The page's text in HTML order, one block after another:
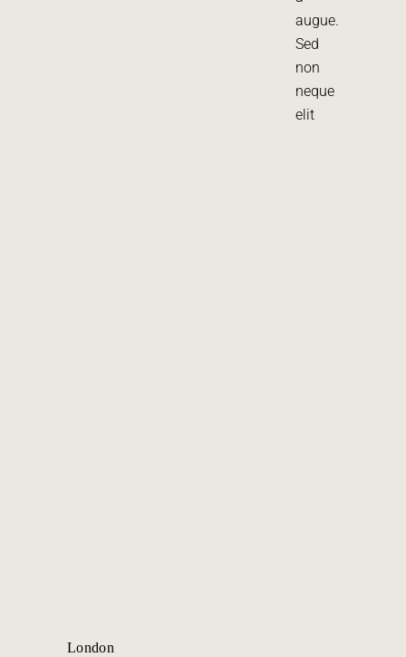
augue.
Sed
non
neque
elit
London